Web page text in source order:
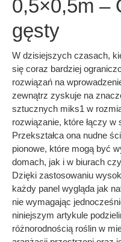
0,5×0,5m –
gęsty
W dzisiejszych czasach,
się coraz bardziej
rozwiązań na
zewnątrz zyskuje na
sztucznych miks1 w
rozwiązanie, które łączy
Przekształca ona nudne
pionowe, które mogą być
domach, jak i w biurach
Dzięki zastosowaniu
każdy panel wygląda jak
nie wymagając
niniejszym artykule
różnorodnością roślin w